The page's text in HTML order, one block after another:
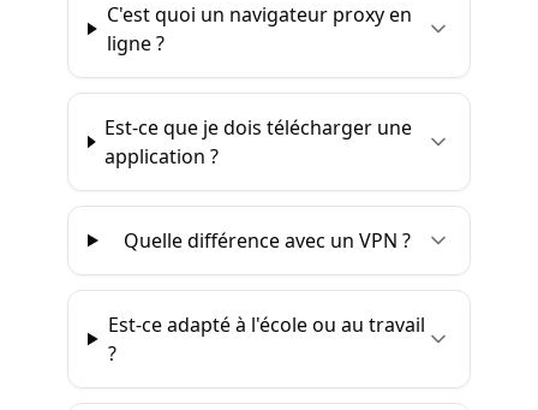
C'est quoi un navigateur proxy en
ligne ?
Est-ce que je dois télécharger une
application ?
Quelle différence avec un VPN ?
Est-ce adapté à l'école ou au travail
?